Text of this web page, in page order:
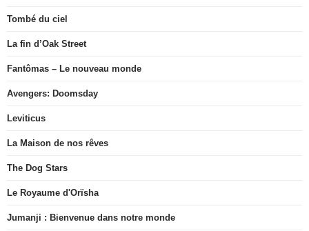
Tombé du ciel
La fin d’Oak Street
Fantômas – Le nouveau monde
Avengers: Doomsday
Leviticus
La Maison de nos rêves
The Dog Stars
Le Royaume d'Orïsha
Jumanji : Bienvenue dans notre monde